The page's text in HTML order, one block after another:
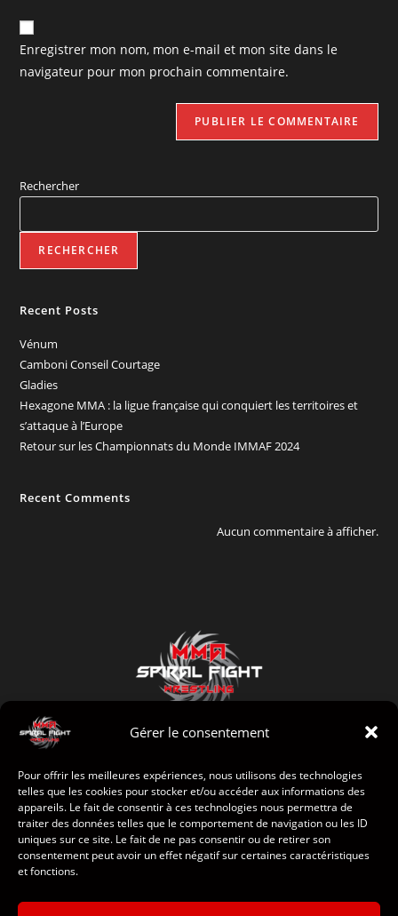
Gérer le consentement
Pour offrir les meilleures expériences, nous utilisons des technologies
telles que les cookies pour stocker et/ou accéder aux informations des
appareils. Le fait de consentir à ces technologies nous permettra de
traiter des données telles que le comportement de navigation ou les ID
uniques sur ce site. Le fait de ne pas consentir ou de retirer son
consentement peut avoir un effet négatif sur certaines caractéristiques
et fonctions.
Enregistrer mon nom, mon e-mail et mon site dans le
navigateur pour mon prochain commentaire.
Rechercher
RECHERCHER
Recent Posts
Vénum
Camboni Conseil Courtage
Gladies
Hexagone MMA : la ligue française qui conquiert les territoires et
s’attaque à l’Europe
Retour sur les Championnats du Monde IMMAF 2024
Recent Comments
Aucun commentaire à afficher.
Accueil
Le club
Sponsors